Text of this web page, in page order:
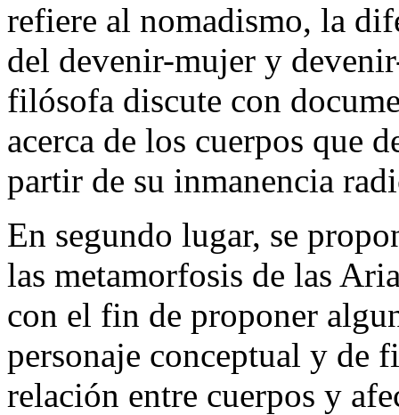
refiere al nomadismo, la
del devenir-mujer y
filósofa discute con
acerca de los cuerpos que
partir de su inmanencia
En segundo lugar, se
las metamorfosis de las
con el fin de proponer
personaje conceptual y de
relación entre cuerpos y